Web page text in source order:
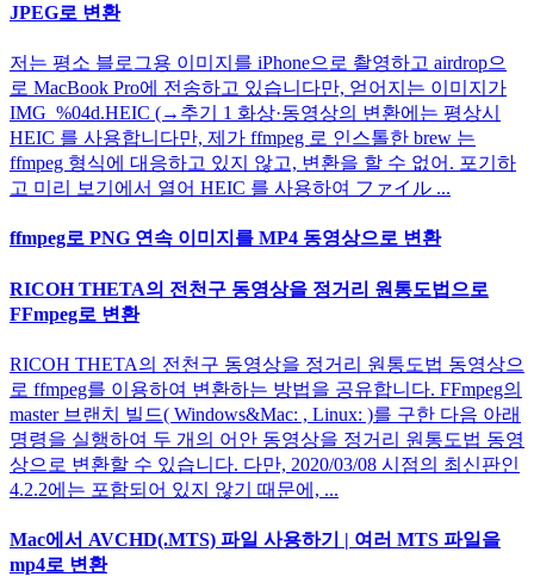
JPEG로 변환
저는 평소 블로그용 이미지를 iPhone으로 촬영하고 airdrop으
로 MacBook Pro에 전송하고 있습니다만, 얻어지는 이미지가
IMG_%04d.HEIC (→추기 1 화상·동영상의 변환에는 평상시
HEIC 를 사용합니다만, 제가 ffmpeg 로 인스톨한 brew 는
ffmpeg 형식에 대응하고 있지 않고, 변환을 할 수 없어. 포기하
고 미리 보기에서 열어 HEIC 를 사용하여 ファイル ...
ffmpeg로 PNG 연속 이미지를 MP4 동영상으로 변환
RICOH THETA의 전천구 동영상을 정거리 원통도법으로
FFmpeg로 변환
RICOH THETA의 전천구 동영상을 정거리 원통도법 동영상으
로 ffmpeg를 이용하여 변환하는 방법을 공유합니다. FFmpeg의
master 브랜치 빌드( Windows&Mac: , Linux: )를 구한 다음 아래
명령을 실행하여 두 개의 어안 동영상을 정거리 원통도법 동영
상으로 변환할 수 있습니다. 다만, 2020/03/08 시점의 최신판인
4.2.2에는 포함되어 있지 않기 때문에, ...
Mac에서 AVCHD(.MTS) 파일 사용하기 | 여러 MTS 파일을
mp4로 변환